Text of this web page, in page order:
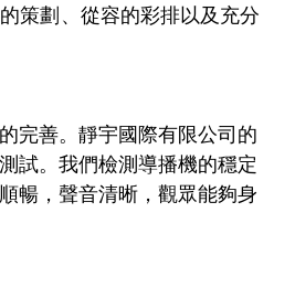
策劃、從容的彩排以及充分
完善。靜宇國際有限公司的
試。我們檢測導播機的穩定
暢，聲音清晰，觀眾能夠身